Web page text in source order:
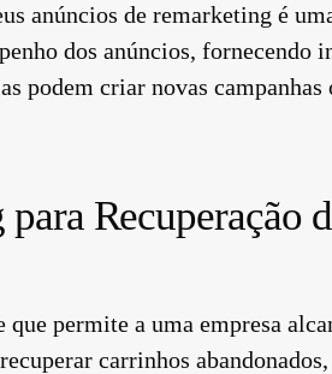
anúncios de remarketing é
dos anúncios, fornecendo
podem criar novas
Recuperação
permite a uma empresa
carrinhos